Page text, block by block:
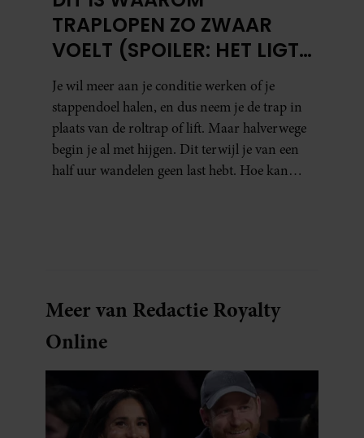
TRAPLOPEN ZO ZWAAR
VOELT (SPOILER: HET LIGT
NIET AAN JE CONDITIE)
Je wil meer aan je conditie werken of je
stappendoel halen, en dus neem je de trap in
plaats van de roltrap of lift. Maar halverwege
begin je al met hijgen. Dit terwijl je van een
half uur wandelen geen last hebt. Hoe kan
Meer van Redactie Royalty
Online